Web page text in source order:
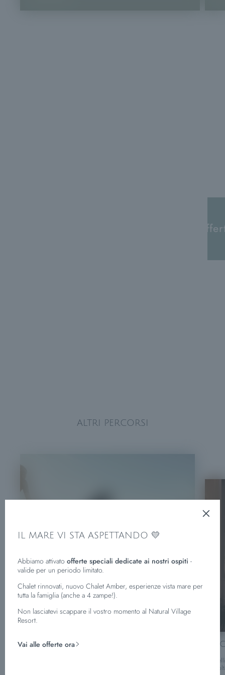
ALTRI PERCORSI
PERCORSO “IL PASSERO SOLITARIO”
Difficoltà media | per e-bike e bici da strada | 43 km
IL MARE VI STA ASPETTANDO 💛
Abbiamo attivato offerte speciali dedicate ai nostri ospiti -
valide per un periodo limitato.
Chalet rinnovati, nuovo Chalet Amber, esperienze vista mare per
tutta la famiglia (anche a 4 zampe!).
Non lasciatevi scappare il vostro momento al Natural Village
Resort.
Vai alle offerte ora